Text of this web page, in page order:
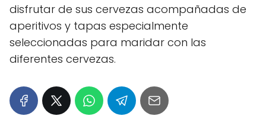
disfrutar de sus cervezas acompañadas de
aperitivos y tapas especialmente
seleccionadas para maridar con las
diferentes cervezas.